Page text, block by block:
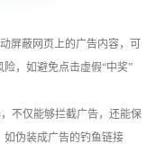
屏蔽网页上的广告内容，可
，如避免点击虚假“中奖”
不仅能够拦截广告，还能保
伪装成广告的钓鱼链接